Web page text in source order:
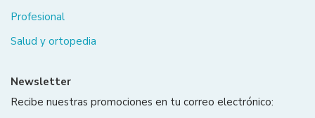
Profesional
Salud y ortopedia
Newsletter
Recibe nuestras promociones en tu correo electrónico: